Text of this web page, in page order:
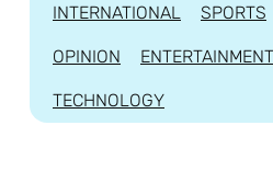
INTERNATIONAL SPORTS
OPINION ENTERTAINMENT
TECHNOLOGY